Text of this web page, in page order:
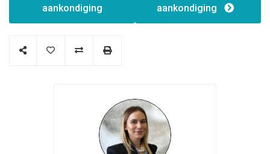
Kanalisation
Internetanschluss
Fernwärme
aankondiging
aankondiging